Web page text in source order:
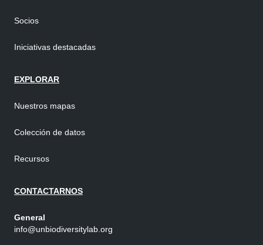
Socios
Iniciativas destacadas
EXPLORAR
Nuestros mapas
Colección de datos
Recursos
CONTACTARNOS
General
info@unbiodiversitylab.org